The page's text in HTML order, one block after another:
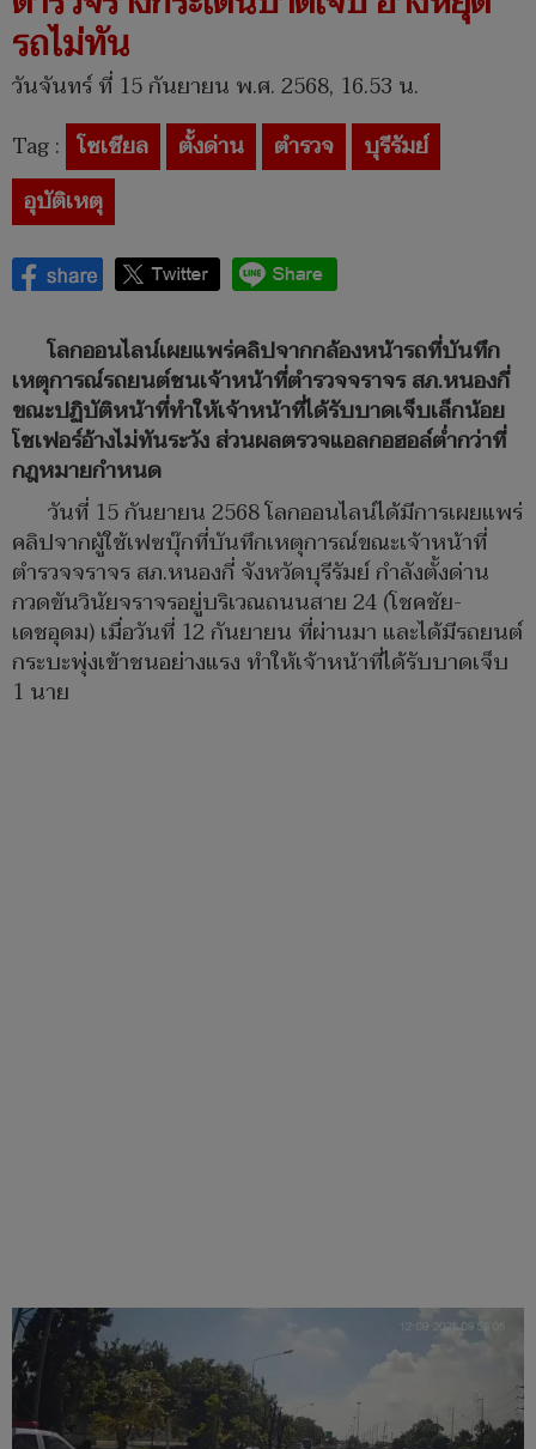
รถไม่ทัน
วันจันทร์ ที่ 15 กันยายน พ.ศ. 2568, 16.53 น.
Tag : โซเชียล ตั้งด่าน ตำรวจ
บุรีรัมย์
อุบัติเหตุ
โลกออนไลน์เผยแพร่คลิปจากกล้องหน้ารถที่บันทึก
เหตุการณ์รถยนต์ชนเจ้าหน้าที่ตำรวจจราจร สภ.หนองกี่
ขณะปฏิบัติหน้าที่ทำให้เจ้าหน้าที่ได้รับบาดเจ็บเล็กน้อย
โชเฟอร์อ้างไม่ทันระวัง ส่วนผลตรวจแอลกอฮอล์ต่ำกว่าที่
กฎหมายกำหนด
วันที่ 15 กันยายน 2568 โลกออนไลน์ได้มีการเผยแพร่
คลิปจากผู้ใช้เฟซบุ๊กที่บันทึกเหตุการณ์ขณะเจ้าหน้าที่
ตำรวจจราจร สภ.หนองกี่ จังหวัดบุรีรัมย์ กำลังตั้งด่าน
กวดขันวินัยจราจรอยู่บริเวณถนนสาย 24 (โชคชัย-
เดชอุดม) เมื่อวันที่ 12 กันยายน ที่ผ่านมา และได้มีรถยนต์
กระบะพุ่งเข้าชนอย่างแรง ทำให้เจ้าหน้าที่ได้รับบาดเจ็บ
1 นาย